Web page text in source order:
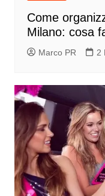
Come
Milano: cosa
Marco PR 2